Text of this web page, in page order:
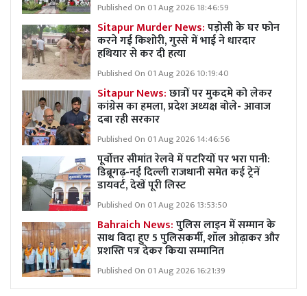
Published On 01 Aug 2026 18:46:59
Sitapur Murder News:पड़ोसी के घर फोन
करने गई किशोरी, गुस्से में भाई ने धारदार
हथियार से कर दी हत्या
Published On 01 Aug 2026 10:19:40
Sitapur News:छात्रों पर मुकदमे को लेकर
कांग्रेस का हमला, प्रदेश अध्यक्ष बोले- आवाज
दबा रही सरकार
Published On 01 Aug 2026 14:46:56
पूर्वोत्तर सीमांत रेलवे में पटरियों पर भरा पानी:
डिब्रूगढ़-नई दिल्ली राजधानी समेत कई ट्रेनें
डायवर्ट, देखें पूरी लिस्ट
Published On 01 Aug 2026 13:53:50
Bahraich News:पुलिस लाइन में सम्मान के
साथ विदा हुए 5 पुलिसकर्मी, शॉल ओढ़ाकर और
प्रशस्ति पत्र देकर किया सम्मानित
Published On 01 Aug 2026 16:21:39